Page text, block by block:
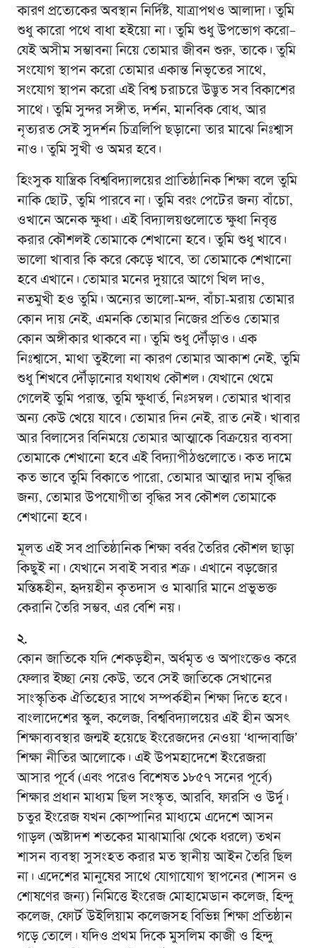
কারণ প্রত্যেকের অবস্থান নির্দিষ্ট, যাত্রাপথও আলাদা। তুমি
শুধু কারো পথে বাধা হইয়ো না। তুমি শুধু উপভোগ করো–
যেই অসীম সম্ভাবনা নিয়ে তোমার জীবন শুরু, তাকে। তুমি
সংযোগ স্থাপন করো তোমার একান্ত নিভৃতের সাথে,
সংযোগ স্থাপন করো এই বিশ্ব চরাচরে উদ্ভুত সব বিকাশের
সাথে। তুমি সুন্দর সঙ্গীত, দর্শন, মানবিক বোধ, আর
নৃত্যরত সেই সুদর্শন চিত্রলিপি ছড়ানো তার মাঝে নিঃশ্বাস
নাও। তুমি সুখী ও অমর হবে।
হিংসুক যান্ত্রিক বিশ্ববিদ্যালয়ের প্রাতিষ্ঠানিক শিক্ষা বলে তুমি
নাকি ছোট, তুমি পারবে না। তুমি বরং পেটের জন্য বাঁচো,
ওখানে অনেক ক্ষুধা। এই বিদ্যালয়গুলোতে ক্ষুধা নিবৃত্ত
করার কৌশলই তোমাকে শেখানো হবে। তুমি শুধু খাবে।
ভালো খাবার কি করে কেড়ে খাবে, তা তোমাকে শেখানো
হবে এখানে। তোমার মনের দুয়ারে আগে খিল দাও,
নতমুখী হও তুমি। অন্যের ভালো-মন্দ, বাঁচা-মরায় তোমার
কোন দায় নেই, এমনকি তোমার নিজের প্রতিও তোমার
কোন অঙ্গীকার থাকবে না। তুমি শুধু দৌঁড়াও। এক
নিঃশ্বাসে, মাথা তুইলো না কারণ তোমার আকাশ নেই, তুমি
শুধু শিখবে দৌঁড়ানোর যথাযথ কৌশল। যেখানে থেমে
গেলেই তুমি পরাস্ত, তুমি ক্ষুধার্ত, নিঃসম্বল। তোমার খাবার
অন্য কেউ খেয়ে যাবে। তোমার দিন নেই, রাত নেই। খাবার
আর বিলাসের বিনিময়ে তোমার আত্মাকে বিক্রয়ের ব্যবসা
তোমাকে শেখানো হবে এই বিদ্যাপীঠগুলোতে। কত দামে
কত ভাবে তুমি বিকাতে পারো, তোমার আত্মার দাম বৃদ্ধির
জন্য, তোমার উপযোগীতা বৃদ্ধির সব কৌশল তোমাকে
শেখানো হবে।
মূলত এই সব প্রাতিষ্ঠানিক শিক্ষা বর্বর তৈরির কৌশল ছাড়া
কিছুই না। যেখানে সবাই সবার শত্রু। এখানে বড়জোর
মস্তিষ্কহীন, হৃদয়হীন কৃতদাস ও মাঝারি মানে প্রভুভক্ত
কেরানি তৈরি সম্ভব, এর বেশি নয়।
২.
কোন জাতিকে যদি শেকড়হীন, অর্ধমৃত ও অপাংক্তেও করে
ফেলার ইচ্ছা নেয় কেউ, তবে সেই জাতিকে সেখানের
সাংস্কৃতিক ঐতিহ্যের সাথে সম্পর্কহীন শিক্ষা দিতে হবে।
বাংলাদেশের স্কুল, কলেজ, বিশ্ববিদ্যালয়ের এই হীন অসৎ
শিক্ষাব্যবস্থার জন্মই হয়েছে ইংরেজদের নেওয়া ‘ধান্দাবাজি’
শিক্ষা নীতির আলোকে। এই উপমহাদেশে ইংরেজরা
আসার পূর্বে (এবং পরেও বিশেষত ১৮৫৭ সনের পূর্বে)
শিক্ষার প্রধান মাধ্যম ছিল সংস্কৃত, আরবি, ফারসি ও উর্দু।
চতুর ইংরেজ যখন কোম্পানির মাধ্যমে এদেশে আসন
গাড়ল (অষ্টাদশ শতকের মাঝামাঝি থেকে ধরলে) তখন
শাসন ব্যবস্থা সুসংহত করার মত স্থানীয় আইন তৈরি ছিল
না। এদেশের মানুষের সাথে যোগাযোগ স্থাপনের (শাসন ও
শোষণের জন্য) নিমিত্তে ইংরেজ মোহামেডান কলেজ, হিন্দু
কলেজ, ফোর্ট উইলিয়াম কলেজসহ বিভিন্ন শিক্ষা প্রতিষ্ঠান
গড়ে তোলে। যদিও প্রথম দিকে মুসলিম কাজী ও হিন্দু